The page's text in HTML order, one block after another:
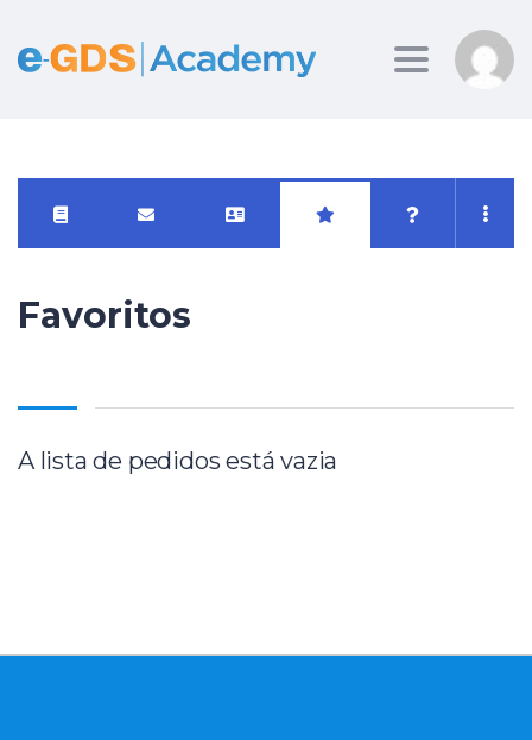
Toggle
Favoritos
A lista de pedidos está vazia